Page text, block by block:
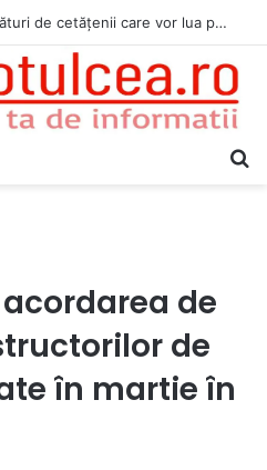
Jandarmii tulceni vor fi alături de cetățenii care vor lua parte la Festivalul Folk Țestos
de
de
în martie în